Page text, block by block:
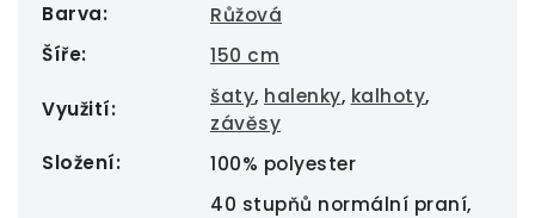
Barva:
Růžová
Šíře: 150 cm
Využití:
šaty, halenky, kalhoty,
závěsy
Složení: 100% polyester
40 stupňů normální praní,